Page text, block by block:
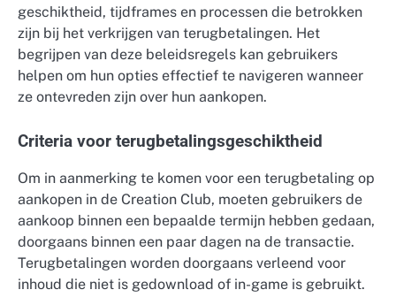
geschiktheid, tijdframes en processen die betrokken
zijn bij het verkrijgen van terugbetalingen. Het
begrijpen van deze beleidsregels kan gebruikers
helpen om hun opties effectief te navigeren wanneer
ze ontevreden zijn over hun aankopen.
Criteria voor terugbetalingsgeschiktheid
Om in aanmerking te komen voor een terugbetaling op
aankopen in de Creation Club, moeten gebruikers de
aankoop binnen een bepaalde termijn hebben gedaan,
doorgaans binnen een paar dagen na de transactie.
Terugbetalingen worden doorgaans verleend voor
inhoud die niet is gedownload of in-game is gebruikt.